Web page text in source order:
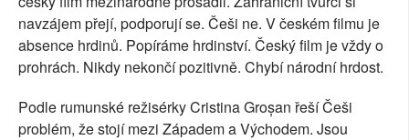
navzájem přejí, podporují se. Češi ne. V českém filmu je
absence hrdinů. Popíráme hrdinství. Český film je vždy o
prohrách. Nikdy nekončí pozitivně. Chybí národní hrdost.
Podle rumunské režisérkyCristina Groșan řeší Češi
problém, že stojí mezi Západem a Východem. Jsou